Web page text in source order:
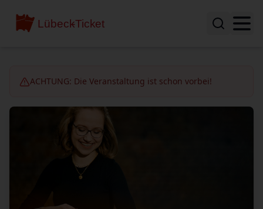
ACHTUNG: Die Veranstaltung ist schon vorbei!